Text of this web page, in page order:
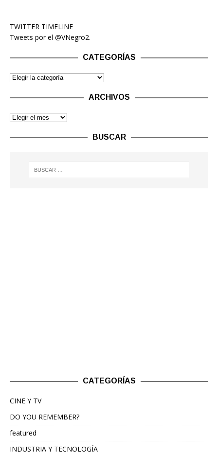
TWITTER TIMELINE
Tweets por el @VNegro2.
CATEGORÍAS
ARCHIVOS
BUSCAR
CATEGORÍAS
CINE Y TV
DO YOU REMEMBER?
featured
INDUSTRIA Y TECNOLOGÍA